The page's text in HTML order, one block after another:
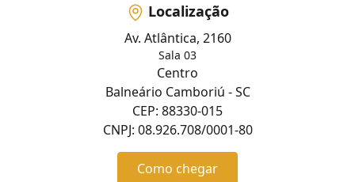
Localização
Av. Atlântica, 2160
Sala 03
Centro
Balneário Camboriú - SC
CEP: 88330-015
CNPJ: 08.926.708/0001-80
Como chegar